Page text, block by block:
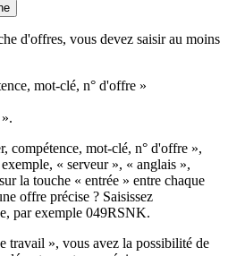
d'offres, vous devez saisir au moins
mot-clé, n° d'offre »
compétence, mot-clé, n° d'offre »,
« serveur », « anglais »,
la touche « entrée » entre chaque
offre précise ? Saisissez
par exemple 049RSNK.
travail », vous avez la possibilité de